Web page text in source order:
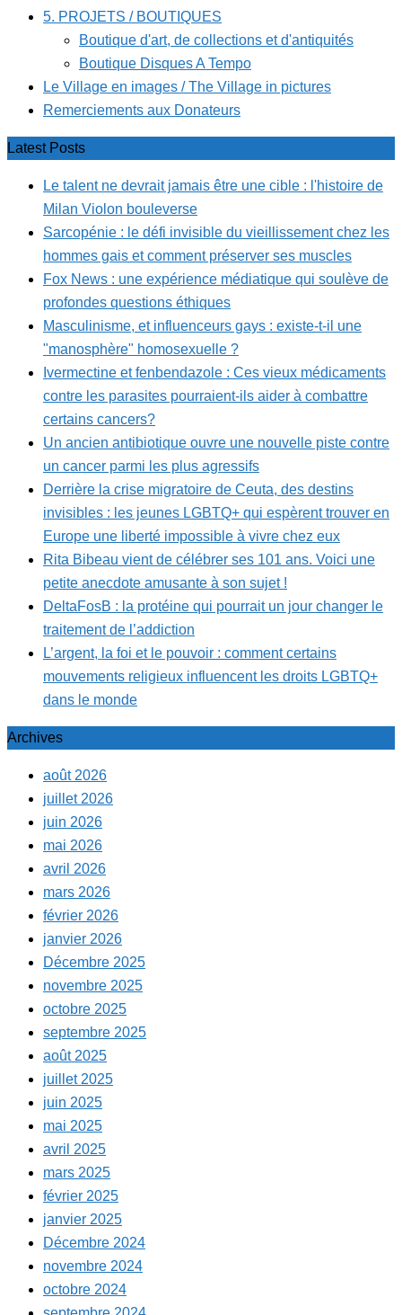
5. PROJETS / BOUTIQUES
Boutique d'art, de collections et d'antiquités
Boutique Disques A Tempo
Le Village en images / The Village in pictures
Remerciements aux Donateurs
Latest Posts
Le talent ne devrait jamais être une cible : l'histoire de
Milan Violon bouleverse
Sarcopénie : le défi invisible du vieillissement chez les
hommes gais et comment préserver ses muscles
Fox News : une expérience médiatique qui soulève de
profondes questions éthiques
Masculinisme, et influenceurs gays : existe-t-il une
"manosphère" homosexuelle ?
Ivermectine et fenbendazole : Ces vieux médicaments
contre les parasites pourraient-ils aider à combattre
certains cancers?
Un ancien antibiotique ouvre une nouvelle piste contre
un cancer parmi les plus agressifs
Derrière la crise migratoire de Ceuta, des destins
invisibles : les jeunes LGBTQ+ qui espèrent trouver en
Europe une liberté impossible à vivre chez eux
Rita Bibeau vient de célébrer ses 101 ans. Voici une
petite anecdote amusante à son sujet !
DeltaFosB : la protéine qui pourrait un jour changer le
traitement de l’addiction
L’argent, la foi et le pouvoir : comment certains
mouvements religieux influencent les droits LGBTQ+
dans le monde
Archives
août 2026
juillet 2026
juin 2026
mai 2026
avril 2026
mars 2026
février 2026
janvier 2026
Décembre 2025
novembre 2025
octobre 2025
septembre 2025
août 2025
juillet 2025
juin 2025
mai 2025
avril 2025
mars 2025
février 2025
janvier 2025
Décembre 2024
novembre 2024
octobre 2024